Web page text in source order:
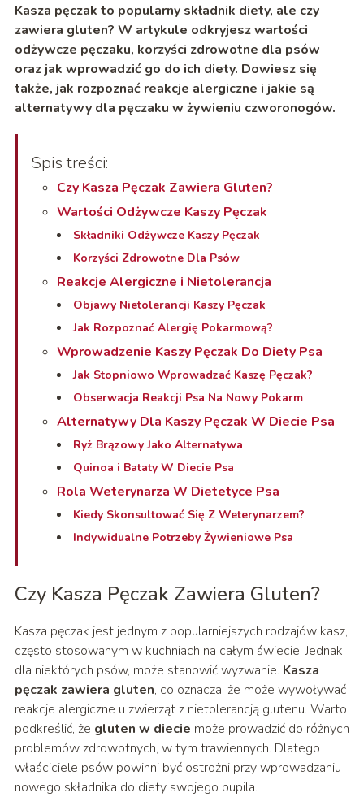
Kasza pęczak to popularny składnik diety, ale czy
zawiera gluten? W artykule odkryjesz wartości
odżywcze pęczaku, korzyści zdrowotne dla psów
oraz jak wprowadzić go do ich diety. Dowiesz się
także, jak rozpoznać reakcje alergiczne i jakie są
alternatywy dla pęczaku w żywieniu czworonogów.
Spis treści:
Czy Kasza Pęczak Zawiera Gluten?
Wartości Odżywcze Kaszy Pęczak
Składniki Odżywcze Kaszy Pęczak
Korzyści Zdrowotne Dla Psów
Reakcje Alergiczne i Nietolerancja
Objawy Nietolerancji Kaszy Pęczak
Jak Rozpoznać Alergię Pokarmową?
Wprowadzenie Kaszy Pęczak Do Diety Psa
Jak Stopniowo Wprowadzać Kaszę Pęczak?
Obserwacja Reakcji Psa Na Nowy Pokarm
Alternatywy Dla Kaszy Pęczak W Diecie Psa
Ryż Brązowy Jako Alternatywa
Quinoa i Bataty W Diecie Psa
Rola Weterynarza W Dietetyce Psa
Kiedy Skonsultować Się Z Weterynarzem?
Indywidualne Potrzeby Żywieniowe Psa
Czy Kasza Pęczak Zawiera Gluten?
Kasza pęczak jest jednym z popularniejszych rodzajów kasz,
często stosowanym w kuchniach na całym świecie. Jednak,
dla niektórych psów, może stanowić wyzwanie. Kasza
pęczak zawiera gluten, co oznacza, że może wywoływać
reakcje alergiczne u zwierząt z nietolerancją glutenu. Warto
podkreślić, że gluten w diecie może prowadzić do różnych
problemów zdrowotnych, w tym trawiennych. Dlatego
właściciele psów powinni być ostrożni przy wprowadzaniu
nowego składnika do diety swojego pupila.